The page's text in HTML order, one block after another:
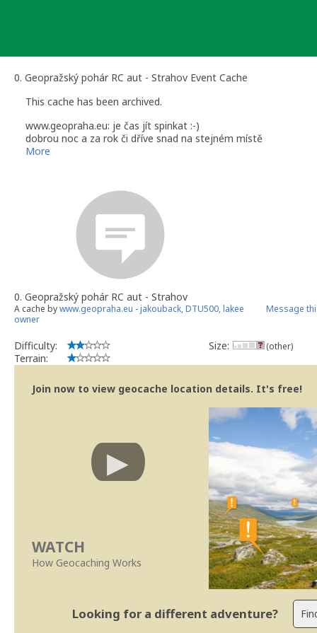
0. Geopražský pohár RC aut - Strahov Event Cache
This cache has been archived.
www.geopraha.eu: je čas jít spinkat :-)
dobrou noc a za rok či dříve snad na stejném místě
More
0. Geopražský pohár RC aut - Strahov
A cache bywww.geopraha.eu - jakouback, DTU500, lakee
Message
owner
Difficulty:
Terrain:
Size: (other)
Join now to view geocache location details. It's free!
WATCH
How Geocaching Works
Looking for a different adventure?